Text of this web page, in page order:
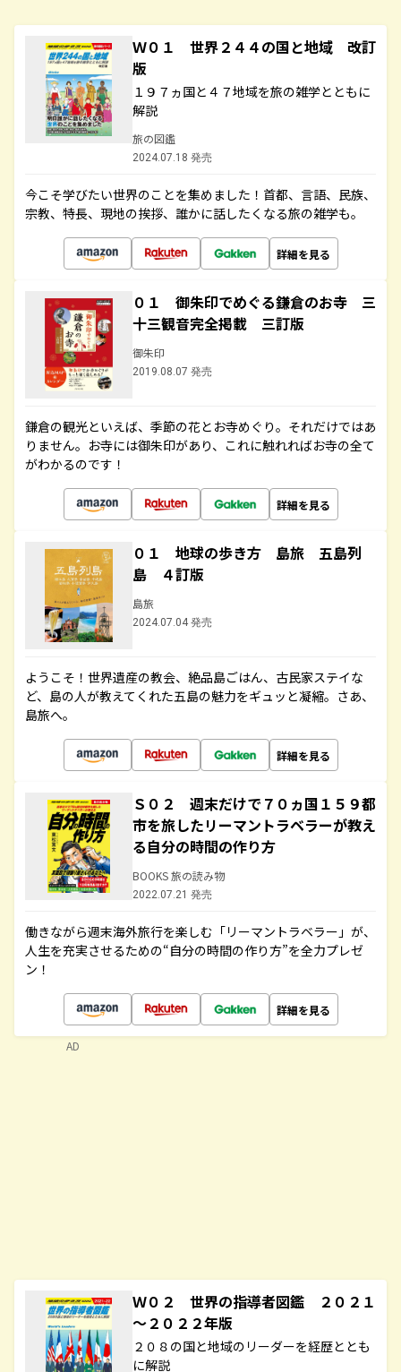
Ｗ０１ 世界２４４の国と地域 改訂
版
１９７ヵ国と４７地域を旅の雑学とともに
解説
旅の図鑑
2024.07.18 発売
今こそ学びたい世界のことを集めました！首都、言語、民族、
宗教、特長、現地の挨拶、誰かに話したくなる旅の雑学も。
詳細を見る
０１ 御朱印でめぐる鎌倉のお寺 三
十三観音完全掲載 三訂版
御朱印
2019.08.07 発売
鎌倉の観光といえば、季節の花とお寺めぐり。それだけではあ
りません。お寺には御朱印があり、これに触れればお寺の全て
がわかるのです！
詳細を見る
０１ 地球の歩き方 島旅 五島列
島 ４訂版
島旅
2024.07.04 発売
ようこそ！世界遺産の教会、絶品島ごはん、古民家ステイな
ど、島の人が教えてくれた五島の魅力をギュッと凝縮。さあ、
島旅へ。
詳細を見る
Ｓ０２ 週末だけで７０ヵ国１５９都
市を旅したリーマントラベラーが教え
る自分の時間の作り方
BOOKS 旅の読み物
2022.07.21 発売
働きながら週末海外旅行を楽しむ「リーマントラベラー」が、
人生を充実させるための“自分の時間の作り方”を全力プレゼ
ン！
詳細を見る
Ｗ０２ 世界の指導者図鑑 ２０２１
～２０２２年版
２０８の国と地域のリーダーを経歴ととも
に解説
AD